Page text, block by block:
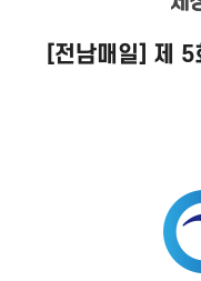
[전남매일] 제